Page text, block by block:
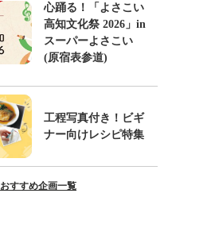
心踊る！「よさこい
高知文化祭 2026」in
スーパーよさこい
(原宿表参道)
工程写真付き！ビギ
ナー向けレシピ特集
おすすめ企画一覧